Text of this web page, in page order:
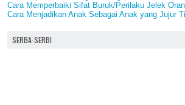
Cara Memperbaiki Sifat Buruk/Perilaku Jelek
Cara Menjadikan Anak Sebagai Anak yang Jujur
SERBA-SERBI